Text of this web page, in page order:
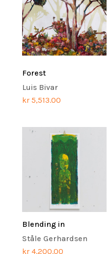
Forest
Luis Bivar
kr5,513.00
Blending in
Ståle Gerhardsen
kr4,200.00